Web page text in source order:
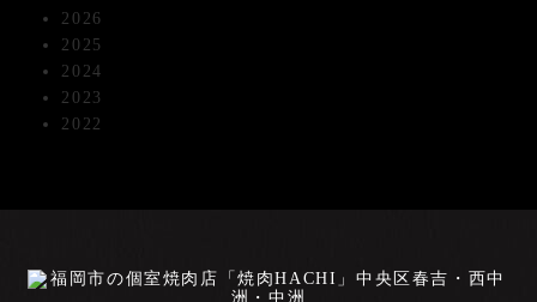
2026
2025
2024
2023
2022